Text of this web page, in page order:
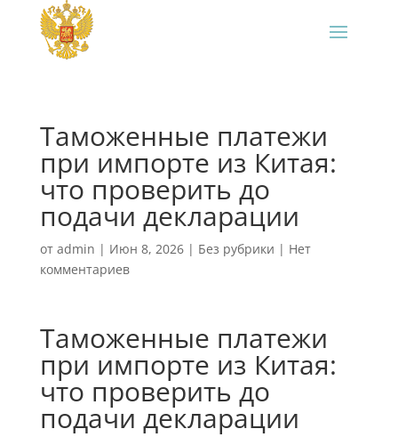
Таможенные платежи
при импорте из Китая:
что проверить до
подачи декларации
от admin | Июн 8, 2026| Без рубрики | Нет
комментариев
Таможенные платежи
при импорте из Китая:
что проверить до
подачи декларации